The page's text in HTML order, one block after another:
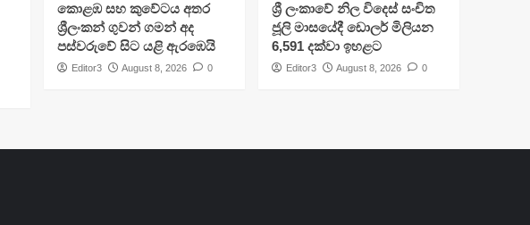
​කොළඹ සහ කුවේටය අතර
ශ්‍රීලංකන් ගුවන් ගමන් අද
පස්වරුවේ සිට යළි ඇරඹෙයි
Editor3 August 8, 2026 0
ශ්‍රී ලංකාවේ නිල විදෙස් සංචිත
ජූලි මාසයේදී ඩොලර් මිලියන
6,591 දක්වා ඉහළට
Editor3 August 8, 2026 0